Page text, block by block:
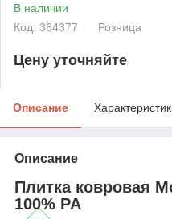
В наличии
Код: 364377
Розница
Цену уточняйте
Описание
Описание
Плитка ковровая
100% PA